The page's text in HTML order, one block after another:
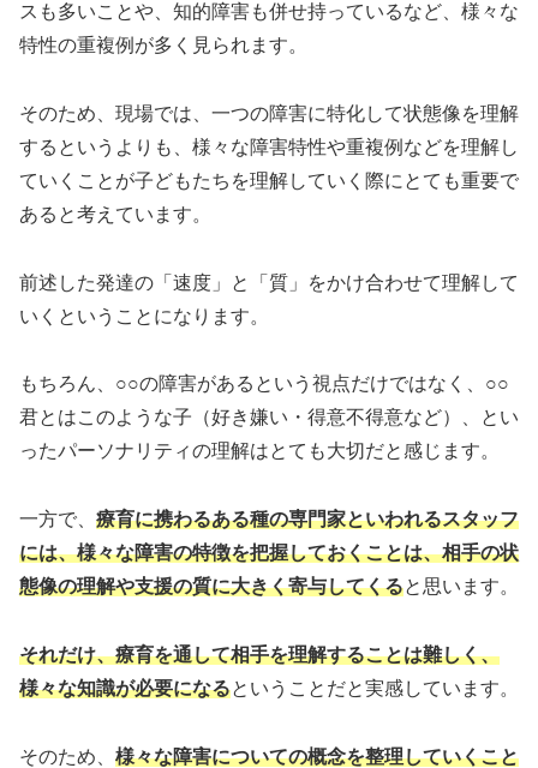
スも多いことや、知的障害も併せ持っているなど、様々な
特性の重複例が多く見られます。
そのため、現場では、一つの障害に特化して状態像を理解
するというよりも、様々な障害特性や重複例などを理解し
ていくことが子どもたちを理解していく際にとても重要で
あると考えています。
前述した発達の「速度」と「質」をかけ合わせて理解して
いくということになります。
もちろん、○○の障害があるという視点だけではなく、○○
君とはこのような子（好き嫌い・得意不得意など）、とい
ったパーソナリティの理解はとても大切だと感じます。
一方で、 療育に携わるある種の専門家といわれるスタッフ
には、様々な障害の特徴を把握しておくことは、相手の状
態像の理解や支援の質に大きく寄与してくると思います。
それだけ、療育を通して相手を理解することは難しく、
様々な知識が必要になるということだと実感しています。
そのため、 様々な障害についての概念を整理していくこと